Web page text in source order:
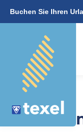
Buchen Sie Ihren